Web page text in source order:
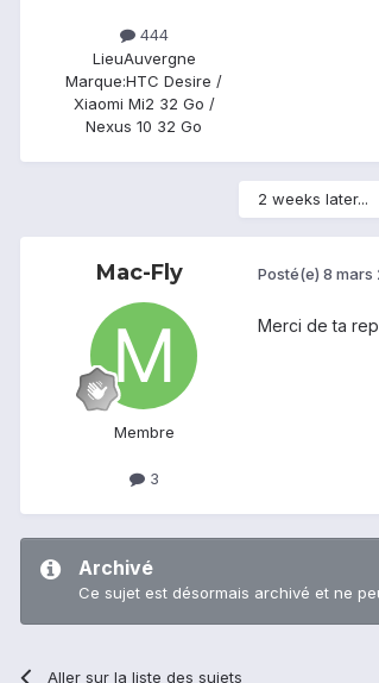
444
LieuAuvergne
Marque:HTC Desire /
Xiaomi Mi2 32 Go /
Nexus 10 32 Go
2 weeks later...
Mac-Fly
Membre
3
Posté(e) 8 mars
Merci de ta
Archivé
Ce sujet est désormais archivé et ne
Aller sur la liste des sujets